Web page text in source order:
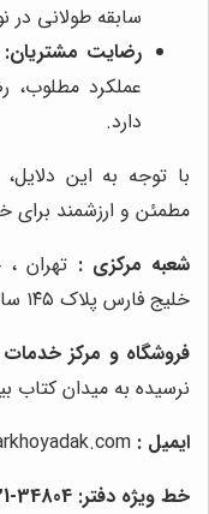
سابقه طولانی
رضایت مشتریان:
عملکرد مطلوب،
دارد.
با توجه به این دلایل،
مطمئن و ارزشمند برای
شعبه مرکزی : تهران
خلیج فارس پلاک ۱۴۵ ساختمان چرخ و یدک.
فروشگاه و مرکز
نرسیده به میدان کتاب
ایمیل :
خط ویژه دفتر: 34804-021